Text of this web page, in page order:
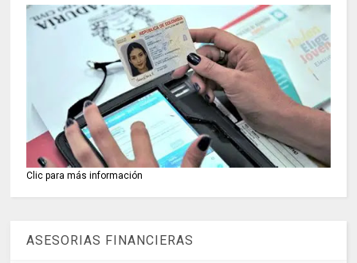
Clic para más información
ASESORIAS FINANCIERAS